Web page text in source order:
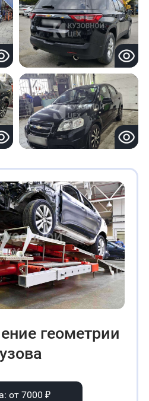
геометрии
от 7000 ₽